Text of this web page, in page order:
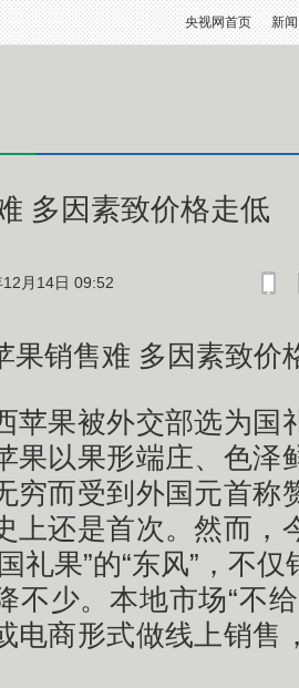
央视网首页 新闻
多因素致价格走低
12月14日 09:52
果销售难 多因素致价
果被外交部选为国
果以果形端庄、色泽
穷而受到外国元首称
上还是首次。然而，
礼果”的“东风”，不
不少。本地市场“不
电商形式做线上销售